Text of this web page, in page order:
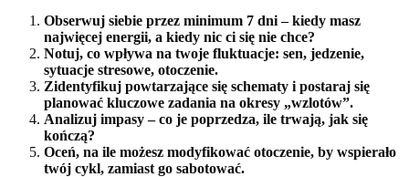
Obserwuj siebie przez minimum 7 dni – kiedy masz
najwięcej energii, a kiedy nic ci się nie chce?
Notuj, co wpływa na twoje fluktuacje: sen, jedzenie,
sytuacje stresowe, otoczenie.
Zidentyfikuj powtarzające się schematy i postaraj się
planować kluczowe zadania na okresy „wzlotów”.
Analizuj impasy – co je poprzedza, ile trwają, jak się
kończą?
Oceń, na ile możesz modyfikować otoczenie, by wspierało
twój cykl, zamiast go sabotować.